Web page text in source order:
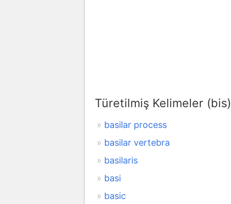
Türetilmiş Kelimeler (bis)
basilar process
basilar vertebra
basilaris
basi
basic